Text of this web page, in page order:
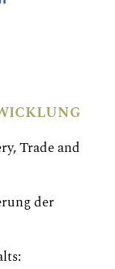
Trade and
der